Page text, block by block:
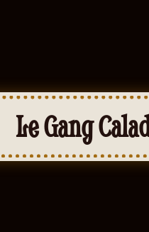
Le Gang